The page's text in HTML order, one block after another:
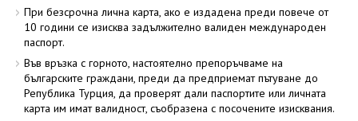
При безсрочна лична карта, ако е издадена преди повече от
10 години се изисква задължително валиден международен
паспорт.
Във връзка с горното, настоятелно препоръчваме на
българските граждани, преди да предприемат пътуване до
Република Турция, да проверят дали паспортите или личната
карта им имат валидност, съобразена с посочените изисквания.